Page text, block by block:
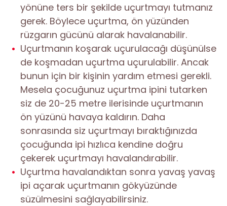
yönüne ters bir şekilde uçurtmayı tutmanız
gerek. Böylece uçurtma, ön yüzünden
rüzgarın gücünü alarak havalanabilir.
Uçurtmanın koşarak uçurulacağı düşünülse
de koşmadan uçurtma uçurulabilir. Ancak
bunun için bir kişinin yardım etmesi gerekli.
Mesela çocuğunuz uçurtma ipini tutarken
siz de 20-25 metre ilerisinde uçurtmanın
ön yüzünü havaya kaldırın. Daha
sonrasında siz uçurtmayı bıraktığınızda
çocuğunda ipi hızlıca kendine doğru
çekerek uçurtmayı havalandırabilir.
Uçurtma havalandıktan sonra yavaş yavaş
ipi açarak uçurtmanın gökyüzünde
süzülmesini sağlayabilirsiniz.